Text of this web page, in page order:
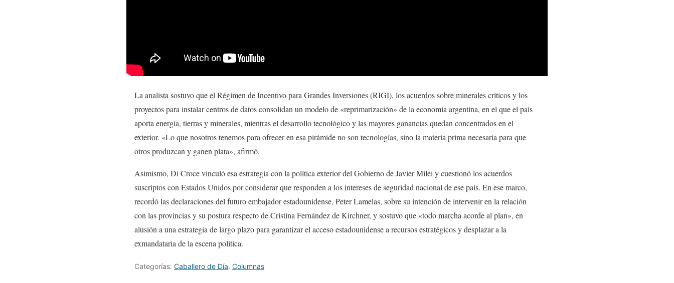
La analista sostuvo que el Régimen de Incentivo para Grandes Inversiones (RIGI), los acuerdos sobre minerales críticos y los
proyectos para instalar centros de datos consolidan un modelo de «reprimarización» de la economía argentina, en el que el país
aporta energía, tierras y minerales, mientras el desarrollo tecnológico y las mayores ganancias quedan concentrados en el
exterior. «Lo que nosotros tenemos para ofrecer en esa pirámide no son tecnologías, sino la materia prima necesaria para que
otros produzcan y ganen plata», afirmó.
Asimismo, Di Croce vinculó esa estrategia con la política exterior del Gobierno de Javier Milei y cuestionó los acuerdos
suscriptos con Estados Unidos por considerar que responden a los intereses de seguridad nacional de ese país. En ese marco,
recordó las declaraciones del futuro embajador estadounidense, Peter Lamelas, sobre su intención de intervenir en la relación
con las provincias y su postura respecto de Cristina Fernández de Kirchner, y sostuvo que «todo marcha acorde al plan», en
alusión a una estrategia de largo plazo para garantizar el acceso estadounidense a recursos estratégicos y desplazar a la
exmandataria de la escena política.
Categorías: Caballero de Día, Columnas